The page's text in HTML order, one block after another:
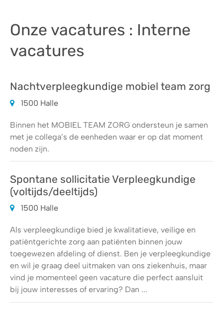
Onze vacatures : Interne
vacatures
Nachtverpleegkundige mobiel team zorg
1500 Halle
Binnen het MOBIEL TEAM ZORG ondersteun je samen
met je collega’s de eenheden waar er op dat moment
noden zijn.
Spontane sollicitatie Verpleegkundige
(voltijds/deeltijds)
1500 Halle
Als verpleegkundige bied je kwalitatieve, veilige en
patiëntgerichte zorg aan patiënten binnen jouw
toegewezen afdeling of dienst. Ben je verpleegkundige
en wil je graag deel uitmaken van ons ziekenhuis, maar
vind je momenteel geen vacature die perfect aansluit
bij jouw interesses of ervaring? Dan ...